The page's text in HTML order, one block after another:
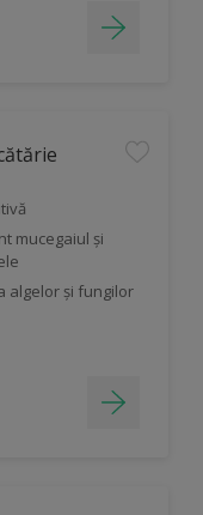
mucegaiul şi
algelor și fungilor